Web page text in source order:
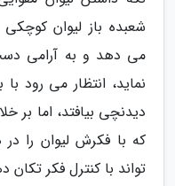
شعبده باز لیوان
می دهد و به آرامی
نماید، انتظار می رود
دیدنچی بیافتد، اما بر
که با فکرش لیوان را
تواند با کنترل فکر تکان